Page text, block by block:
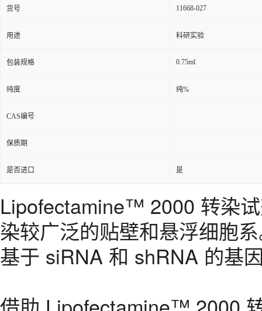
货号 11668-027
用途 科研实验
包装规格 0.75ml
纯度 纯%
CAS编号
保质期
是否进口 是
Lipofectamine™ 2000 转染
染较广泛的贴壁和悬浮细胞
基于 siRNA 和 shRNA 的基